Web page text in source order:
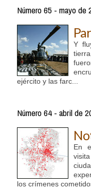
Número 65 - mayo de
Y
ejército y las farc...
Número 64 - abril de
En
los crímenes